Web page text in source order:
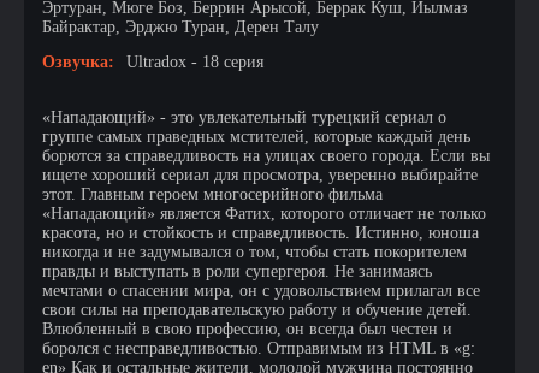
Эртуран, Мюге Боз, Беррин Арысой, Беррак Куш, Йылмаз
Байрактар, Эрджю Туран, Дерен Талу
Озвучка:
Ultradox - 18 серия
«Нападающий» - это увлекательный турецкий сериал о
группе самых праведных мстителей, которые каждый день
борются за справедливость на улицах своего города. Если вы
ищете хороший сериал для просмотра, уверенно выбирайте
этот. Главным героем многосерийного фильма
«Нападающий» является Фатих, которого отличает не только
красота, но и стойкость и справедливость. Истинно, юноша
никогда и не задумывался о том, чтобы стать покорителем
правды и выступать в роли супергероя. Не занимаясь
мечтами о спасении мира, он с удовольствием прилагал все
свои силы на преподавательскую работу и обучение детей.
Влюбленный в свою профессию, он всегда был честен и
боролся с несправедливостью. Отправимым из HTML в «g:
en» Как и остальные жители, молодой мужчина постоянно